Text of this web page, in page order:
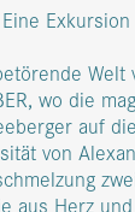
Welt
wo die
auf
von
aus Herz